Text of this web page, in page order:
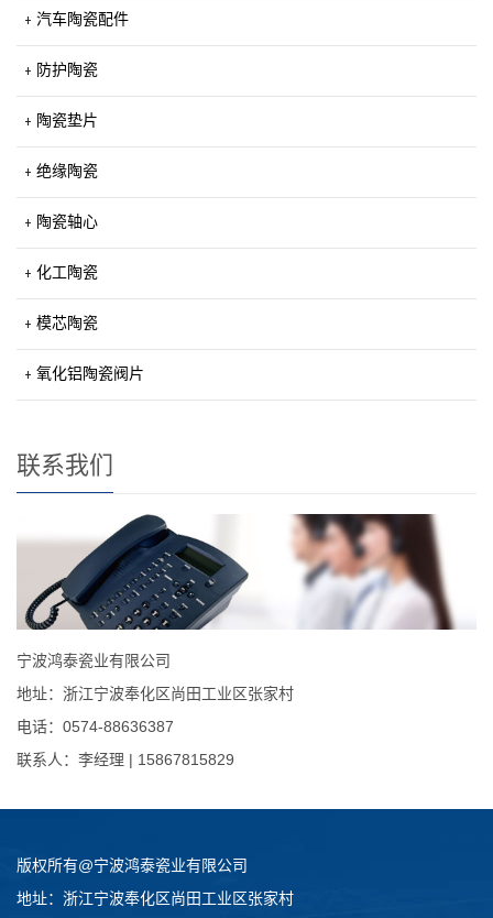
汽车陶瓷配件
防护陶瓷
陶瓷垫片
绝缘陶瓷
陶瓷轴心
化工陶瓷
模芯陶瓷
氧化铝陶瓷阀片
联系我们
宁波鸿泰瓷业有限公司
地址：浙江宁波奉化区尚田工业区张家村
电话：0574-88636387
联系人：李经理 | 15867815829
版权所有@宁波鸿泰瓷业有限公司
地址：浙江宁波奉化区尚田工业区张家村